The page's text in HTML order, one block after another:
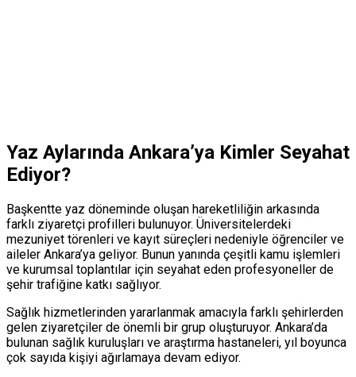
Yaz Aylarında Ankara’ya Kimler Seyahat
Ediyor?
Başkentte yaz döneminde oluşan hareketliliğin arkasında
farklı ziyaretçi profilleri bulunuyor. Üniversitelerdeki
mezuniyet törenleri ve kayıt süreçleri nedeniyle öğrenciler ve
aileler Ankara’ya geliyor. Bunun yanında çeşitli kamu işlemleri
ve kurumsal toplantılar için seyahat eden profesyoneller de
şehir trafiğine katkı sağlıyor.
Sağlık hizmetlerinden yararlanmak amacıyla farklı şehirlerden
gelen ziyaretçiler de önemli bir grup oluşturuyor. Ankara’da
bulunan sağlık kuruluşları ve araştırma hastaneleri, yıl boyunca
çok sayıda kişiyi ağırlamaya devam ediyor.